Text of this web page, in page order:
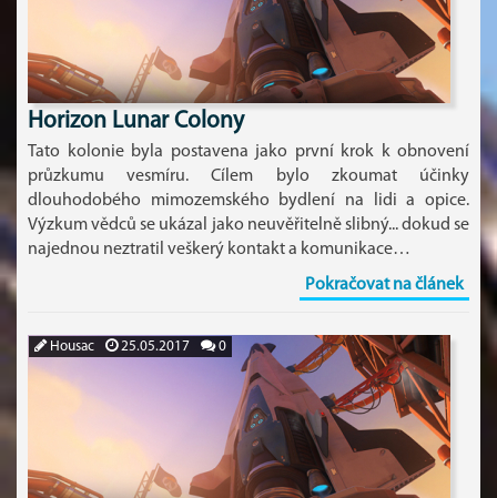
Horizon Lunar Colony
Tato kolonie byla postavena jako první krok k obnovení
průzkumu vesmíru. Cílem bylo zkoumat účinky
dlouhodobého mimozemského bydlení na lidi a opice.
Výzkum vědců se ukázal jako neuvěřitelně slibný... dokud se
najednou neztratil veškerý kontakt a komunikace…
Pokračovat na článek
Housac 25.05.2017 0